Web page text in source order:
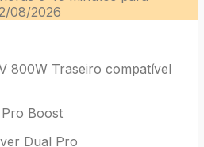
08/2026
800W Traseiro compatível
Boost
Dual Pro